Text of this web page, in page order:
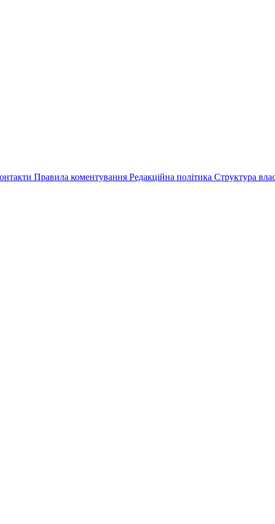
Правила коментування Редакційна політика Структура